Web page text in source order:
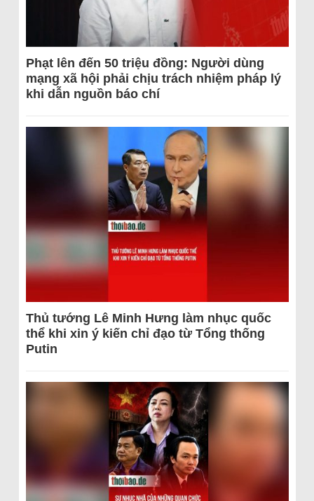
Phạt lên đến 50 triệu đồng: Người dùng
mạng xã hội phải chịu trách nhiệm pháp lý
khi dẫn nguồn báo chí
Thủ tướng Lê Minh Hưng làm nhục quốc
thể khi xin ý kiến chỉ đạo từ Tổng thống
Putin